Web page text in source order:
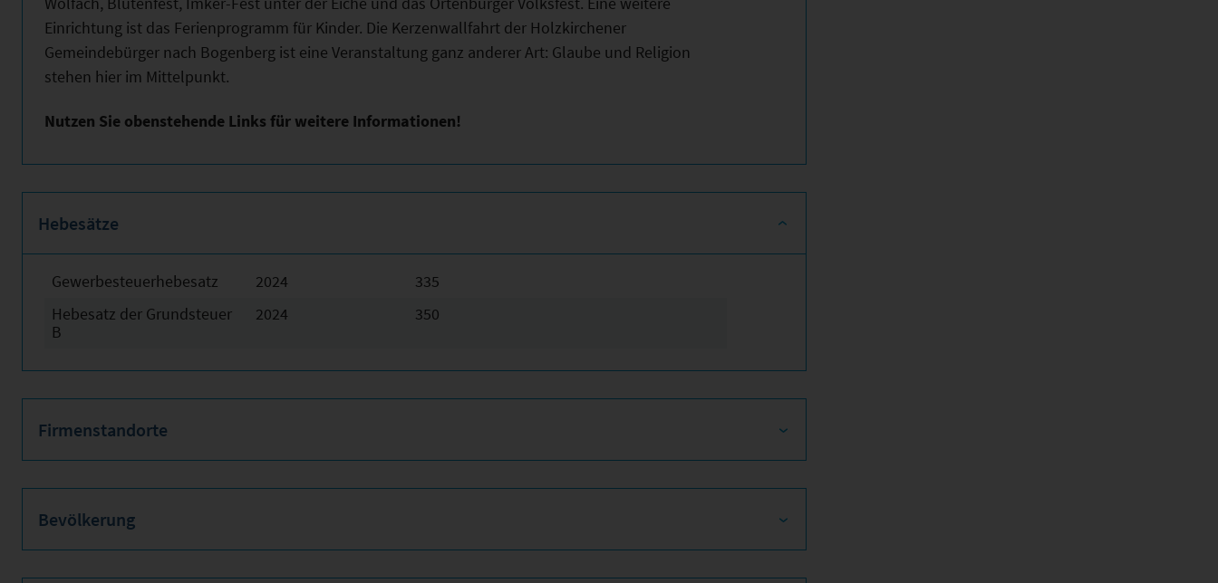
Einrichtung ist das Ferienprogramm für Kinder. Die Kerzenwallfahrt der Holzkirchener
Gemeindebürger nach Bogenberg ist eine Veranstaltung ganz anderer Art: Glaube und Religion
stehen hier im Mittelpunkt.
Nutzen Sie obenstehende Links für weitere Informationen!
Hebesätze
Gewerbesteuerhebesatz 2024
335
Hebesatz der Grundsteuer
B
2024 350
Firmenstandorte
Bevölkerung